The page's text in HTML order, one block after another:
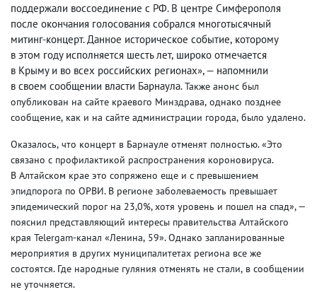
поддержали воссоединение с РФ. В центре Симферополя
после окончания голосования собрался многотысячный
митинг-концерт. Данное историческое событие, которому
в этом году исполняется шесть лет, широко отмечается
в Крыму и во всех российских регионах», — напомнили
в своем сообщении власти Барнаула.Также анонс был
опубликован на сайте краевого Минздрава, однако позднее
сообщение, как и на сайте администрации города, было удалено.
Оказалось, что концерт в Барнауле отменят полностью. «Это
связано с профилактикой распространения короновируса.
В Алтайском крае это сопряжено еще и с превышением
эпидпорога по ОРВИ. В регионе заболеваемость превышает
эпидемический порог на 23,0%, хотя уровень и пошел на спад», —
пояснил представляющий интересы правительства Алтайского
края Telergam-канал «Ленина, 59». Однако запланированные
мероприятия в других муниципалитетах региона все же
состоятся. Где народные гуляния отменять не стали, в сообщении
не уточняется.